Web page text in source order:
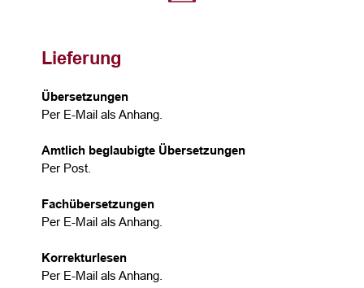
Lieferung
Übersetzungen
Per E-Mail als Anhang.
Amtlich beglaubigte Übersetzungen
Per Post.
Fachübersetzungen
Per E-Mail als Anhang.
Korrekturlesen
Per E-Mail als Anhang.